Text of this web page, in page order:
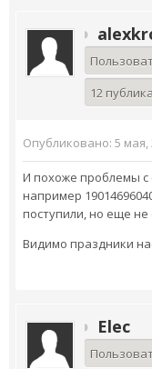
12
Опубликовано: 5 мая,
И похоже проблемы
например
поступили, но еще
Видимо праздники
Elec